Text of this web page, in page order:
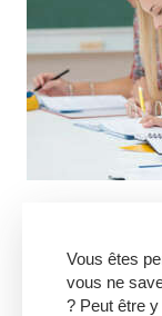
Vous êtes
vous ne
? Peut être